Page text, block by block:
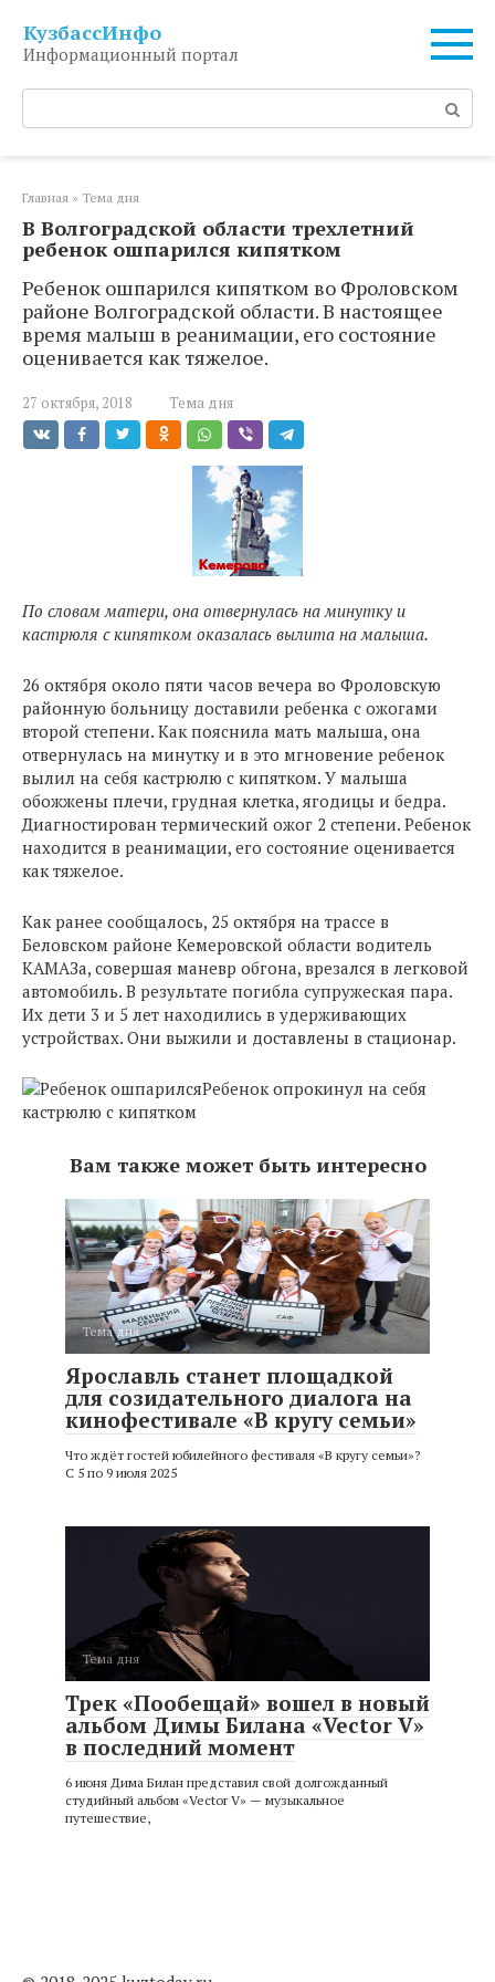
контенту
КузбассИнфо
Информационный портал
Поиск:
Главная » Тема дня
В Волгоградской области трехлетний
ребенок ошпарился кипятком
Ребенок ошпарился кипятком во Фроловском
районе Волгоградской области. В настоящее
время малыш в реанимации, его состояние
оценивается как тяжелое.
27 октября, 2018 Тема дня
По словам матери, она отвернулась на минутку и
кастрюля с кипятком оказалась вылита на малыша.
26 октября около пяти часов вечера во Фроловскую
районную больницу доставили ребенка с ожогами
второй степени. Как пояснила мать малыша, она
отвернулась на минутку и в это мгновение ребенок
вылил на себя кастрюлю с кипятком. У малыша
обожжены плечи, грудная клетка, ягодицы и бедра.
Диагностирован термический ожог 2 степени. Ребенок
находится в реанимации, его состояние оценивается
как тяжелое.
Как ранее сообщалось, 25 октября на трассе в
Беловском районе Кемеровской области водитель
КАМАЗа, совершая маневр обгона, врезался в легковой
автомобиль. В результате погибла супружеская пара.
Их дети 3 и 5 лет находились в удерживающих
устройствах. Они выжили и доставлены в стационар.
Ребенок опрокинул на себя
кастрюлю с кипятком
Вам также может быть интересно
Тема дня
Ярославль станет площадкой
для созидательного диалога на
кинофестивале «В кругу семьи»
Что ждёт гостей юбилейного фестиваля «В кругу семьи»?
С 5 по 9 июля 2025
Тема дня
Трек «Пообещай» вошел в новый
альбом Димы Билана «Vector V»
в последний момент
6 июня Дима Билан представил свой долгожданный
студийный альбом «Vector V» — музыкальное
путешествие,